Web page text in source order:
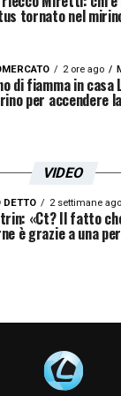
calcio
la gara
il
tornato nel
2 ore ago
di fiamma in casa
per accendere
VIDEO
DETTO 2 settimane ago
«Ct? Il fatto
è grazie a una